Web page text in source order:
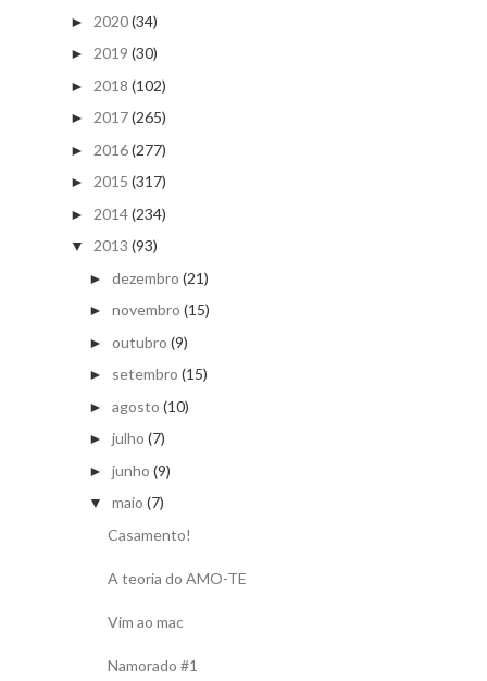
► 2020(34)
► 2019 (30)
► 2018 (102)
► 2017(265)
► 2016(277)
► 2015 (317)
► 2014(234)
▼ 2013 (93)
► dezembro (21)
► novembro (15)
► outubro (9)
► setembro (15)
► agosto (10)
► julho (7)
► junho (9)
▼ maio (7)
Casamento!
A teoria do AMO-TE
Vim ao mac
Namorado #1